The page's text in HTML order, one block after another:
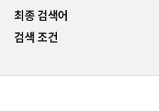
최종 검색어
검색 조건